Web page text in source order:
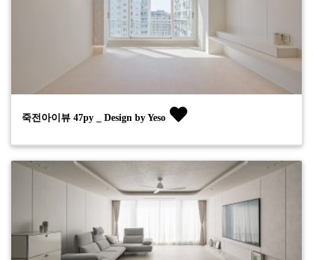
죽전아이뷰 47py _ Design by Yeso